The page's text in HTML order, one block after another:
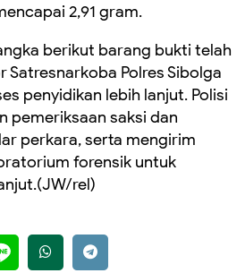
2,91 gram.
berikut barang bukti telah
Satresnarkoba Polres Sibolga
penyidikan lebih lanjut. Polisi
pemeriksaan saksi dan
perkara, serta mengirim
forensik untuk
rel)